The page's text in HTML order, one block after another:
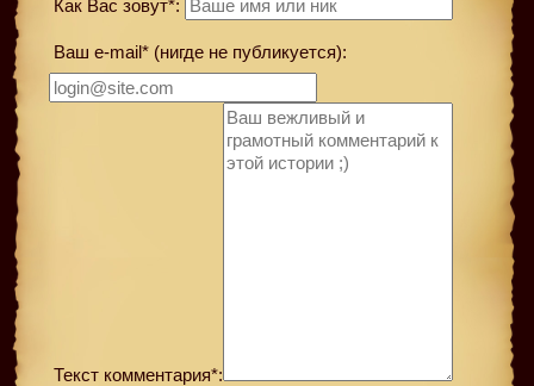
Как Вас зовут*:
Ваш e-mail* (нигде не публикуется):
Текст комментария*: